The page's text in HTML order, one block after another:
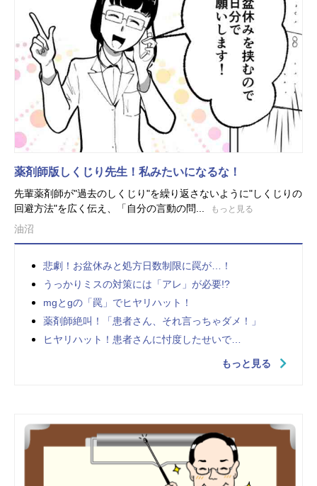
薬剤師版しくじり先生！私みたいになるな！
先輩薬剤師が"過去のしくじり"を繰り返さないように"しくじりの
回避方法"を広く伝え、「自分の言動の問...
もっと見る
油沼
悲劇！お盆休みと処方日数制限に罠が…！
うっかりミスの対策には「アレ」が必要!?
mgとgの「罠」でヒヤリハット！
薬剤師絶叫！「患者さん、それ言っちゃダメ！」
ヒヤリハット！患者さんに忖度したせいで…
もっと見る